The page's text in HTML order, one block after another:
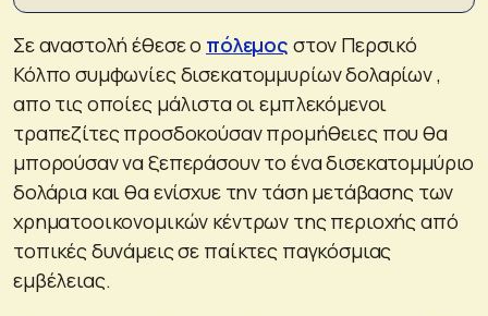
Σε αναστολή έθεσε ο πόλεμος στον Περσικό
Κόλπο συμφωνίες δισεκατομμυρίων δολαρίων ,
απο τις οποίες μάλιστα οι εμπλεκόμενοι
τραπεζίτες προσδοκούσαν προμήθειες που θα
μπορούσαν να ξεπεράσουν το ένα δισεκατομμύριο
δολάρια και θα ενίσχυε την τάση μετάβασης των
χρηματοοικονομικών κέντρων της περιοχής από
τοπικές δυνάμεις σε παίκτες παγκόσμιας
εμβέλειας.